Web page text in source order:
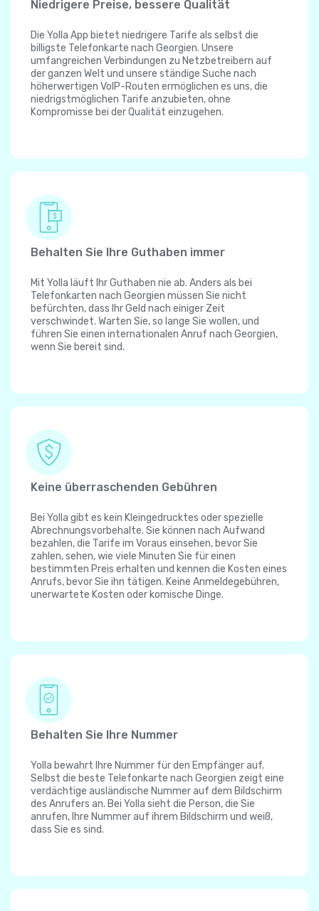
Niedrigere Preise, bessere Qualität
Die Yolla App bietet niedrigere Tarife als selbst die
billigste Telefonkarte nach Georgien. Unsere
umfangreichen Verbindungen zu Netzbetreibern auf
der ganzen Welt und unsere ständige Suche nach
höherwertigen VoIP-Routen ermöglichen es uns, die
niedrigstmöglichen Tarife anzubieten, ohne
Kompromisse bei der Qualität einzugehen.
Behalten Sie Ihre Guthaben immer
Mit Yolla läuft Ihr Guthaben nie ab. Anders als bei
Telefonkarten nach Georgien müssen Sie nicht
befürchten, dass Ihr Geld nach einiger Zeit
verschwindet. Warten Sie, so lange Sie wollen, und
führen Sie einen internationalen Anruf nach Georgien,
wenn Sie bereit sind.
Keine überraschenden Gebühren
Bei Yolla gibt es kein Kleingedrucktes oder spezielle
Abrechnungsvorbehalte. Sie können nach Aufwand
bezahlen, die Tarife im Voraus einsehen, bevor Sie
zahlen, sehen, wie viele Minuten Sie für einen
bestimmten Preis erhalten und kennen die Kosten eines
Anrufs, bevor Sie ihn tätigen. Keine Anmeldegebühren,
unerwartete Kosten oder komische Dinge.
Behalten Sie Ihre Nummer
Yolla bewahrt Ihre Nummer für den Empfänger auf.
Selbst die beste Telefonkarte nach Georgien zeigt eine
verdächtige ausländische Nummer auf dem Bildschirm
des Anrufers an. Bei Yolla sieht die Person, die Sie
anrufen, Ihre Nummer auf ihrem Bildschirm und weiß,
dass Sie es sind.